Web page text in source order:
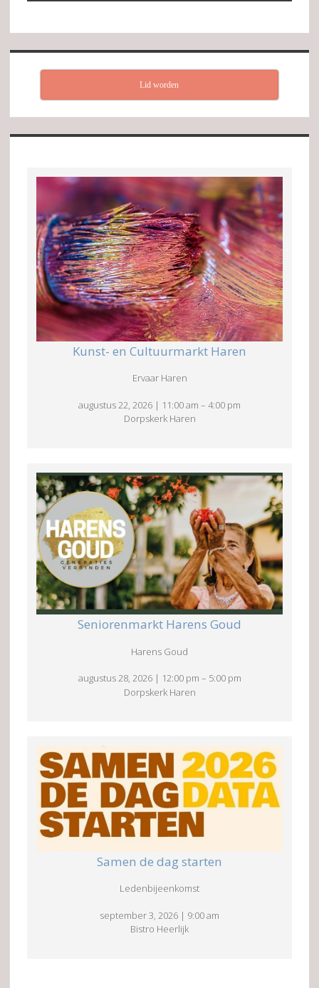
Lid worden
Kunst- en Cultuurmarkt Haren
Ervaar Haren
augustus 22, 2026 | 11:00 am – 4:00 pm
Dorpskerk Haren
Seniorenmarkt Harens Goud
Harens Goud
augustus 28, 2026 | 12:00 pm – 5:00 pm
Dorpskerk Haren
Samen de dag starten
Ledenbijeenkomst
september 3, 2026 | 9:00 am
Bistro Heerlijk